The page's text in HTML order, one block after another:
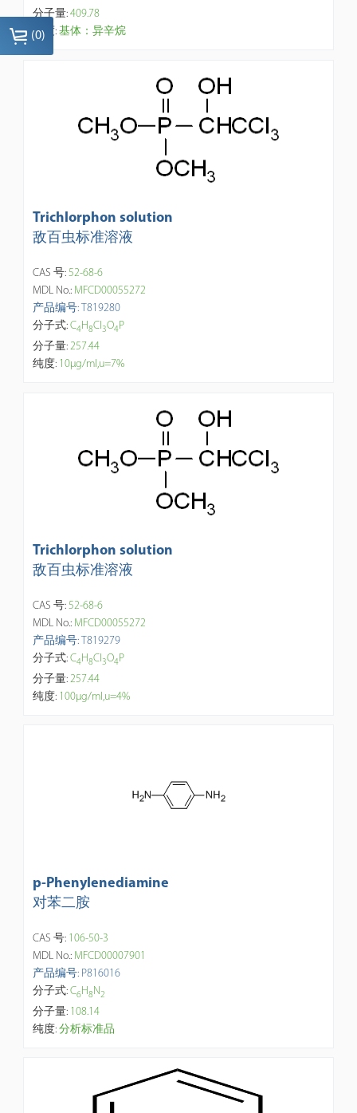
分子量:409.78
纯度:基体：异辛烷
Trichlorphon solution
敌百虫标准溶液
CAS 号:52-68-6
MDL No.: MFCD00055272
产品编号: T819280
分子式:C4H8Cl3O4P
分子量:257.44
纯度: 10μg/ml,u=7%
Trichlorphon solution
敌百虫标准溶液
CAS 号:52-68-6
MDL No.: MFCD00055272
产品编号: T819279
分子式:C4H8Cl3O4P
分子量:257.44
纯度: 100μg/ml,u=4%
p-Phenylenediamine
对苯二胺
CAS 号: 106-50-3
MDL No.: MFCD00007901
产品编号: P816016
分子式:C6H8N2
分子量: 108.14
纯度:分析标准品
(0)